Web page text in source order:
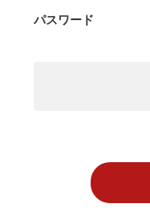
パスワード